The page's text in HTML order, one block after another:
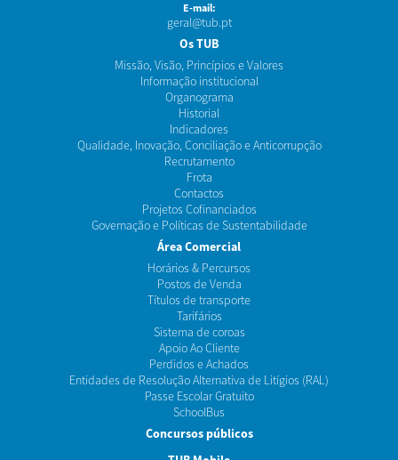
E-mail:
geral@tub.pt
Os TUB
Missão, Visão, Princípios e Valores
Informação institucional
Organograma
Historial
Indicadores
Qualidade, Inovação, Conciliação e Anticorrupção
Recrutamento
Frota
Contactos
Projetos Cofinanciados
Governação e Políticas de Sustentabilidade
Área Comercial
Horários & Percursos
Postos de Venda
Títulos de transporte
Tarifários
Sistema de coroas
Apoio Ao Cliente
Perdidos e Achados
Entidades de Resolução Alternativa de Litígios (RAL)
Passe Escolar Gratuito
SchoolBus
Concursos públicos